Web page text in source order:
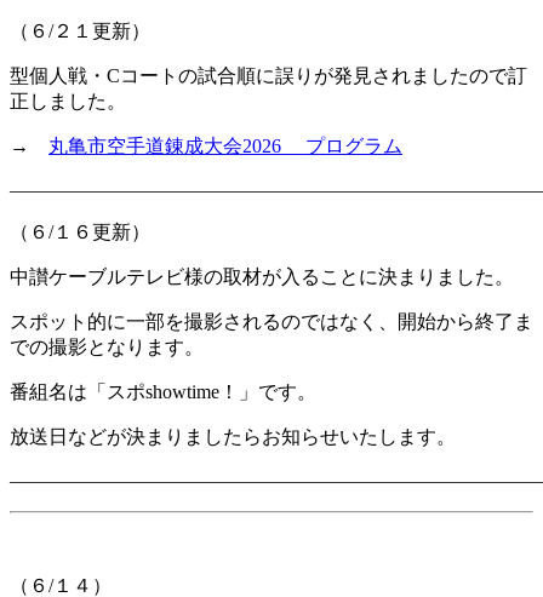
（６/２１更新）
型個人戦・Cコートの試合順に誤りが発見されましたので訂
正しました。
→ 丸亀市空手道錬成大会2026 プログラム
（６/１６更新）
中讃ケーブルテレビ様の取材が入ることに決まりました。
スポット的に一部を撮影されるのではなく、開始から終了ま
での撮影となります。
番組名は「スポshowtime！」です。
放送日などが決まりましたらお知らせいたします。
（６/１４）